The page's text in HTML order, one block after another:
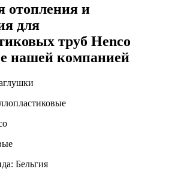
отопления и
для
труб Henco
нашей компанией
Бельгия